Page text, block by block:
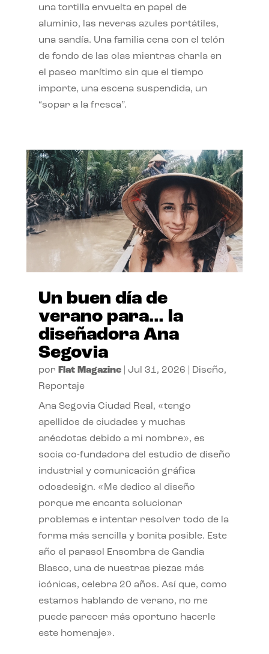
una tortilla envuelta en papel de
aluminio, las neveras azules portátiles,
una sandía. Una familia cena con el telón
de fondo de las olas mientras charla en
el paseo marítimo sin que el tiempo
importe, una escena suspendida, un
“sopar a la fresca”.
Un buen día de
verano para… la
diseñadora Ana
Segovia
por Flat Magazine| Jul 31, 2026 Diseño,
Reportaje
Ana Segovia Ciudad Real, «tengo
apellidos de ciudades y muchas
anécdotas debido a mi nombre», es
socia co-fundadora del estudio de diseño
industrial y comunicación gráfica
odosdesign. «Me dedico al diseño
porque me encanta solucionar
problemas e intentar resolver todo de la
forma más sencilla y bonita posible. Este
año el parasol Ensombra de Gandia
Blasco, una de nuestras piezas más
icónicas, celebra 20 años. Así que, como
estamos hablando de verano, no me
puede parecer más oportuno hacerle
este homenaje».